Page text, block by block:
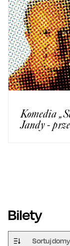
Komedia
Jandy -
Bilety
Sortuj